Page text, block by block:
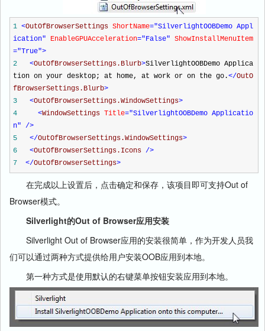
1 <OutOfBrowserSettings ShortName="SilverlightOOBDemo Appl
ication" EnableGPUAcceleration="False" ShowInstallMenuItem
="True">
2
<OutOfBrowserSettings.Blurb>SilverlightOOBDemo Applica
tion on your desktop; at home, at work or on the go.</OutO
fBrowserSettings.Blurb>
3
<OutOfBrowserSettings.WindowSettings>
4
<WindowSettings Title="SilverlightOOBDemo Applicatio
n" />
5
</OutOfBrowserSettings.WindowSettings>
6
<OutOfBrowserSettings.Icons />
7
</OutOfBrowserSettings>
在完成以上设置后，点击确定和保存，该项目即可支持Out of
Browser模式。
Silverlight的Out of Browser应用安装
Silverlight Out of Browser应用的安装很简单，作为开发人员我
们可以通过两种方式提供给用户安装OOB应用到本地。
第一种方式是使用默认的右键菜单按钮安装应用到本地。